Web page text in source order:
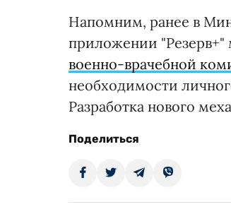
Напомним, ранее в
приложении "Резерв+"
военно-врачебной
необходимости
Разработка нового
Поделиться